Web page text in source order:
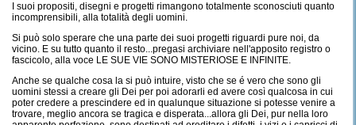
I suoi propositi, disegni e progetti rimangono totalmente sconosciuti quanto
incomprensibili, alla totalità degli uomini.
Si può solo sperare che una parte dei suoi progetti riguardi pure noi, da
vicino. E su tutto quanto il resto...pregasi archiviare nell'apposito registro o
fascicolo, alla voce LE SUE VIE SONO MISTERIOSE E INFINITE.
Anche se qualche cosa la si può intuire, visto che se é vero che sono gli
uomini stessi a creare gli Dei per poi adorarli ed avere così qualcosa in cui
poter credere a prescindere ed in qualunque situazione si potesse venire a
trovare, meglio ancora se tragica e disperata...allora gli Dei, pur nella loro